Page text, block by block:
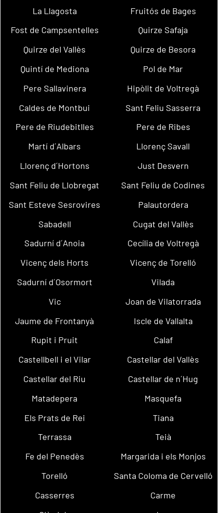
La Llagosta
Fruitós de Bages
Fost de Campsentelles
Quirze Safaja
Quirze del Vallès
Quirze de Besora
Quintí de Mediona
Pol de Mar
Pere Sallavinera
Hipòlit de Voltregà
Caldes de Montbui
Sant Feliu Sasserra
Pere de Riudebitlles
Pere de Ribes
Martí d´Albars
Llorenç Savall
Llorenç d´Hortons
Just Desvern
Sant Feliu de Llobregat
Sant Feliu de Codines
Sant Esteve Sesrovires
Palautordera
Sabadell
Cugat del Vallès
Sadurní d´Anoia
Cecília de Voltregà
Vicenç dels Horts
Vicenç de Torelló
Sadurní d´Osormort
Vilada
Vic
Joan de Vilatorrada
Jaume de Frontanyà
Iscle de Vallalta
Rupit i Pruit
Calaf
Castellbell i el Vilar
Castellar del Vallès
Castellar del Riu
Castellar de n´Hug
Matadepera
Masquefa
Els Prats de Rei
Tiana
Terrassa
Teià
Fe del Penedès
Margarida i els Monjos
Torelló
Santa Coloma de Cervelló
Casserres
Carme